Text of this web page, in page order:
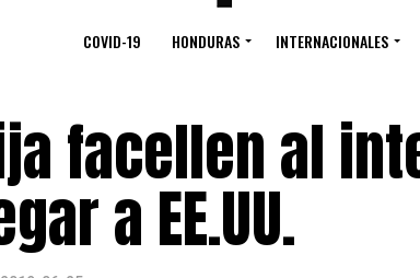
COVID-19 HONDURAS INTERNACIONALES
facellen al
a EE.UU.